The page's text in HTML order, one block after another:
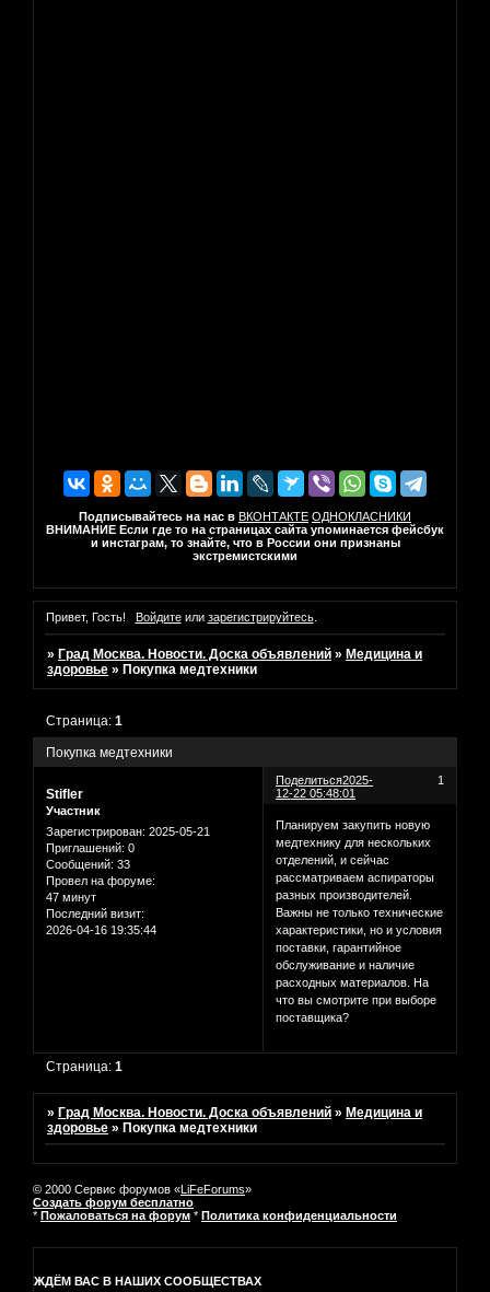
Подписывайтесь на нас в ВКОНТАКТЕ ОДНОКЛАСНИКИ
ВНИМАНИЕ Если где то на страницах сайта упоминается фейсбук
и инстаграм, то знайте, что в России они признаны
экстремистскими
Привет, Гость! Войдитеили зарегистрируйтесь.
» Град Москва. Новости. Доска объявлений » Медицина и
здоровье » Покупка медтехники
Покупка медтехники
Страница:1
Поделиться 1
2025-
12-22 05:48:01
Stifler
Участник
Зарегистрирован: 2025-05-21
Приглашений: 0
Сообщений: 33
Провел на форуме:
47 минут
Последний визит:
2026-04-16 19:35:44
Планируем закупить новую
медтехнику для нескольких
отделений, и сейчас
рассматриваем аспираторы
разных производителей.
Важны не только технические
характеристики, но и условия
поставки, гарантийное
обслуживание и наличие
расходных материалов. На
что вы смотрите при выборе
поставщика?
Страница:1
»Град Москва. Новости. Доска объявлений »Медицина и
здоровье »Покупка медтехники
© 2000 Сервис форумов «LiFeForums»
Создать форум бесплатно
* Пожаловаться на форум * Политика конфиденциальности
ЖДЁМ ВАС В НАШИХ СООБЩЕСТВАХ